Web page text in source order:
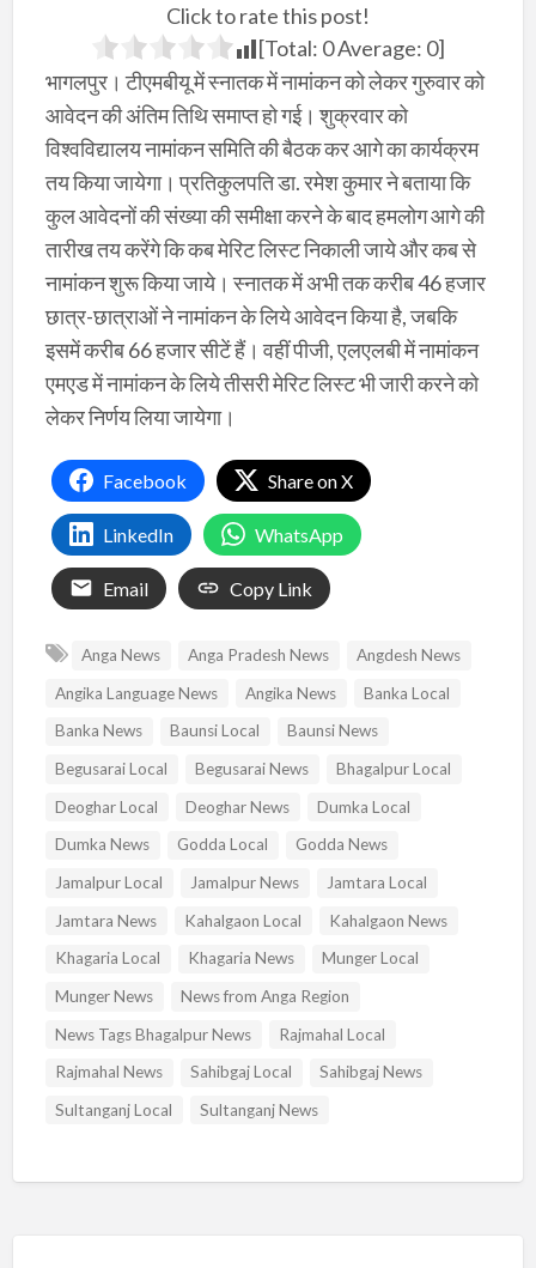
Click to rate this post!
[Total: 0Average: 0]
भागलपुर। टीएमबीयू में स्नातक में नामांकन को लेकर गुरुवार को
आवेदन की अंतिम तिथि समाप्त हो गई। शुक्रवार को
विश्वविद्यालय नामांकन समिति की बैठक कर आगे का कार्यक्रम
तय किया जायेगा। प्रतिकुलपति डा. रमेश कुमार ने बताया कि
कुल आवेदनों की संख्या की समीक्षा करने के बाद हमलोग आगे की
तारीख तय करेंगे कि कब मेरिट लिस्ट निकाली जाये और कब से
नामांकन शुरू किया जाये। स्नातक में अभी तक करीब 46 हजार
छात्र-छात्राओं ने नामांकन के लिये आवेदन किया है, जबकि
इसमें करीब 66 हजार सीटें हैं। वहीं पीजी, एलएलबी में नामांकन
एमएड में नामांकन के लिये तीसरी मेरिट लिस्ट भी जारी करने को
लेकर निर्णय लिया जायेगा।
Facebook Share on X
LinkedIn WhatsApp
Email Copy Link
Anga News Anga Pradesh News
Angdesh News
Angika Language News
Angika News
Banka Local
Banka News
Baunsi Local
Baunsi News
Begusarai Local
Begusarai News
Bhagalpur Local
Deoghar Local
Deoghar News
Dumka Local
Dumka News
Godda Local
Godda News
Jamalpur Local
Jamalpur News
Jamtara Local
Jamtara News
Kahalgaon Local
Kahalgaon News
Khagaria Local
Khagaria News
Munger Local
Munger News
News from Anga Region
News Tags Bhagalpur News
Rajmahal Local
Rajmahal News
Sahibgaj Local
Sahibgaj News
Sultanganj Local
Sultanganj News